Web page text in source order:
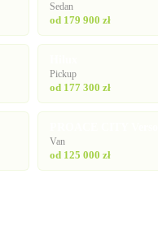
Sedan
od 179 900 zł
Pickup
od 177 300 zł
Van
od 125 000 zł